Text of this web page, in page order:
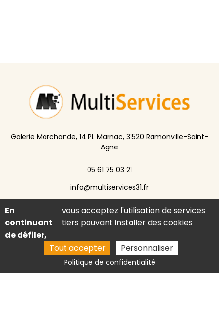
Galerie Marchande, 14 Pl. Marnac, 31520 Ramonville-Saint-
Agne
05 61 75 03 21
info@multiservices31.fr
Jeudi : 9h30-12h30 / 15h-19h00
Activités
Cordonnier Ramonville-Saint-Agne
Imprimerie Labège
Reproduction de clés Portet-sur-Garonne
En
continuant
de défiler,
vous acceptez l'utilisation de services
tiers pouvant installer des cookies
Tout accepter Personnaliser
Politique de confidentialité